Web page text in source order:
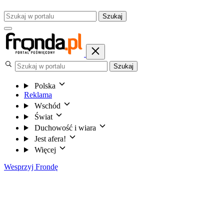
Szukaj
Szukaj
Polska
Reklama
Wschód
Świat
Duchowość i wiara
Jest afera!
Więcej
Wesprzyj Frondę